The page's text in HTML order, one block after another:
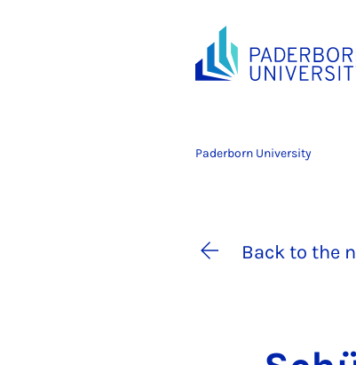
Paderborn University
Back to the